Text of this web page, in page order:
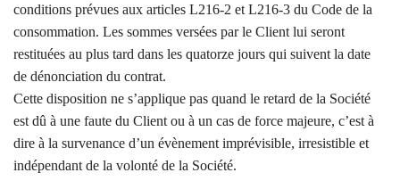
conditions prévues aux articles L216-2 et L216-3 du Code de la
consommation. Les sommes versées par le Client lui seront
restituées au plus tard dans les quatorze jours qui suivent la date
de dénonciation du contrat.
Cette disposition ne s’applique pas quand le retard de la Société
est dû à une faute du Client ou à un cas de force majeure, c’est à
dire à la survenance d’un évènement imprévisible, irresistible et
indépendant de la volonté de la Société.